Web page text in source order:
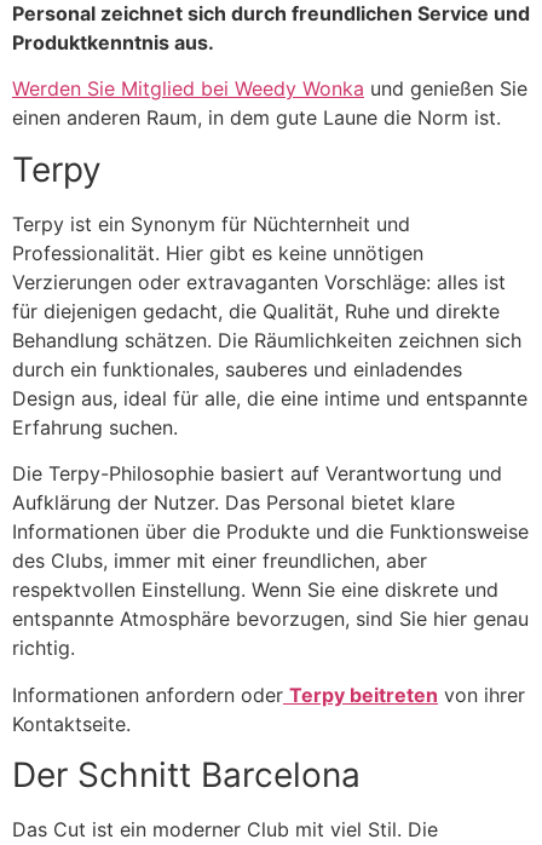
Personal zeichnet sich durch freundlichen Service und
Produktkenntnis aus.
Werden Sie Mitglied bei Weedy Wonka und genießen Sie
einen anderen Raum, in dem gute Laune die Norm ist.
Terpy
Terpy ist ein Synonym für Nüchternheit und
Professionalität. Hier gibt es keine unnötigen
Verzierungen oder extravaganten Vorschläge: alles ist
für diejenigen gedacht, die Qualität, Ruhe und direkte
Behandlung schätzen. Die Räumlichkeiten zeichnen sich
durch ein funktionales, sauberes und einladendes
Design aus, ideal für alle, die eine intime und entspannte
Erfahrung suchen.
Die Terpy-Philosophie basiert auf Verantwortung und
Aufklärung der Nutzer. Das Personal bietet klare
Informationen über die Produkte und die Funktionsweise
des Clubs, immer mit einer freundlichen, aber
respektvollen Einstellung. Wenn Sie eine diskrete und
entspannte Atmosphäre bevorzugen, sind Sie hier genau
richtig.
Informationen anfordern oder Terpy beitreten von ihrer
Kontaktseite.
Der Schnitt Barcelona
Das Cut ist ein moderner Club mit viel Stil. Die